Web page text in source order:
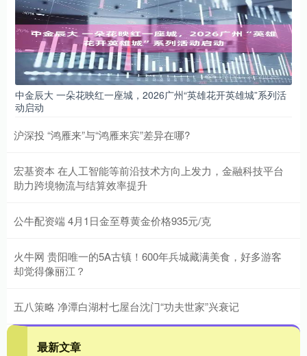
中金辰大 一朵花映红一座城，2026广州“英雄花开英雄城”系列活
动启动
沪深投 “鸿雁来”与“鸿雁来宾”差异在哪?
宏基资本 在人工智能等前沿技术方向上发力，金融科技平台
助力跨境物流与结算效率提升
公牛配资端 4月1日金至尊黄金价格935元/克
火牛网 贵阳唯一的5A古镇！600年兵城藏满美食，好多游客
却觉得像丽江？
五八策略 净潭白湖村七屋台沈门“功夫世家”兴衰记
最新文章